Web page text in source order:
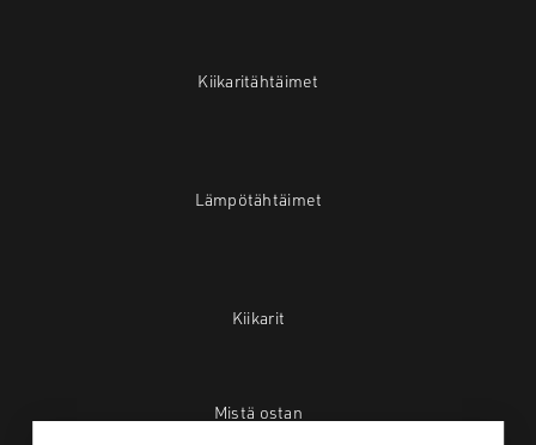
Kiikaritähtäimet
Lämpötähtäimet
Kiikarit
Mistä ostan